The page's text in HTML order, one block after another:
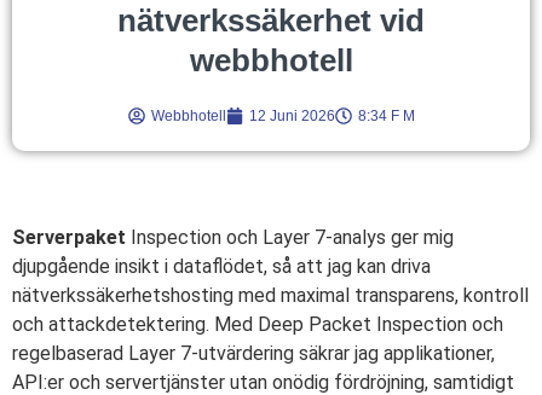
nätverkssäkerhet vid
webbhotell
Webbhotell 12 Juni 2026 8:34 F M
Serverpaket Inspection och Layer 7-analys ger mig
djupgående insikt i dataflödet, så att jag kan driva
nätverkssäkerhetshosting med maximal transparens, kontroll
och attackdetektering. Med Deep Packet Inspection och
regelbaserad Layer 7-utvärdering säkrar jag applikationer,
API:er och servertjänster utan onödig fördröjning, samtidigt